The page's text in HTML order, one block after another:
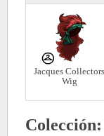
Jacques Collectors
Wig